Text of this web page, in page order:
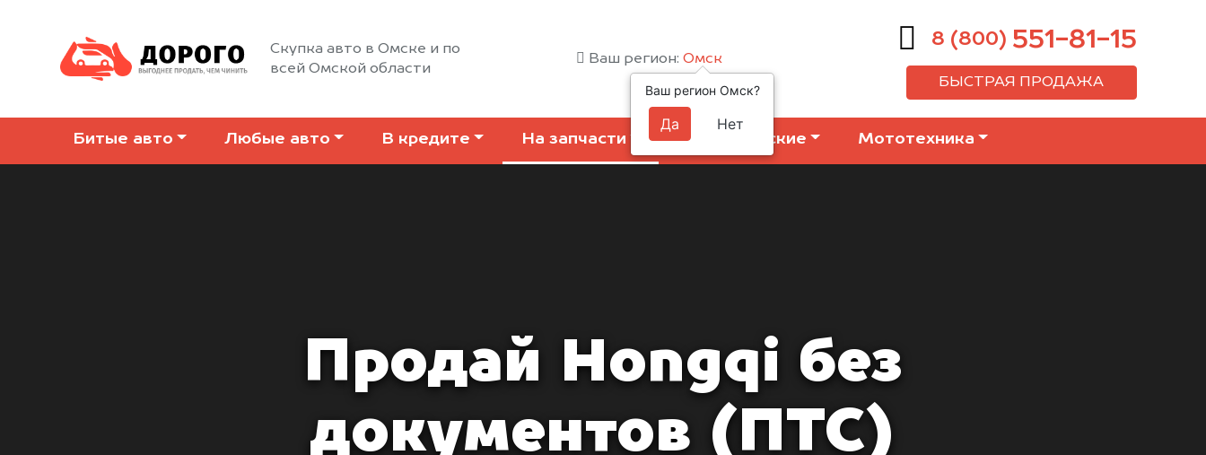
Скупка авто в Омске и по
всей Омской области
Ваш регион:Омск
8 (800) 551-81-15
БЫСТРАЯ ПРОДАЖА
Битые авто Любые авто В кредите На запчасти Коммерческие Мототехника
Продай Hongqi без
документов (ПТС)
Ваш регион Омск?
Да Нет